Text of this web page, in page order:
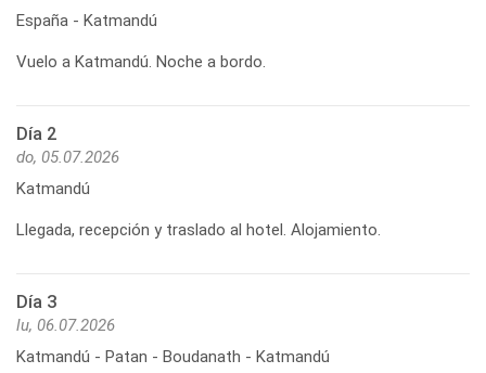
España - Katmandú
Vuelo a Katmandú. Noche a bordo.
Día 2
do, 05.07.2026
Katmandú
Llegada, recepción y traslado al hotel. Alojamiento.
Día 3
lu, 06.07.2026
Katmandú - Patan - Boudanath - Katmandú